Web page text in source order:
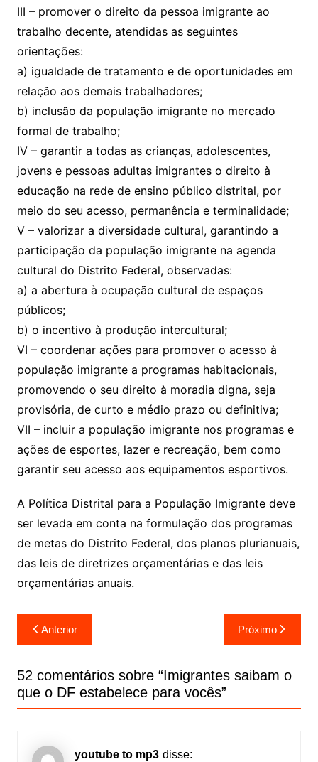
III – promover o direito da pessoa imigrante ao
trabalho decente, atendidas as seguintes
orientações:
a) igualdade de tratamento e de oportunidades em
relação aos demais trabalhadores;
b) inclusão da população imigrante no mercado
formal de trabalho;
IV – garantir a todas as crianças, adolescentes,
jovens e pessoas adultas imigrantes o direito à
educação na rede de ensino público distrital, por
meio do seu acesso, permanência e terminalidade;
V – valorizar a diversidade cultural, garantindo a
participação da população imigrante na agenda
cultural do Distrito Federal, observadas:
a) a abertura à ocupação cultural de espaços
públicos;
b) o incentivo à produção intercultural;
VI – coordenar ações para promover o acesso à
população imigrante a programas habitacionais,
promovendo o seu direito à moradia digna, seja
provisória, de curto e médio prazo ou definitiva;
VII – incluir a população imigrante nos programas e
ações de esportes, lazer e recreação, bem como
garantir seu acesso aos equipamentos esportivos.
A Política Distrital para a População Imigrante deve
ser levada em conta na formulação dos programas
de metas do Distrito Federal, dos planos plurianuais,
das leis de diretrizes orçamentárias e das leis
orçamentárias anuais.
Navegação
de
Post
Anterior Próximo
52 comentários sobre “Imigrantes saibam o
que o DF estabelece para vocês”
youtube to mp3 disse: